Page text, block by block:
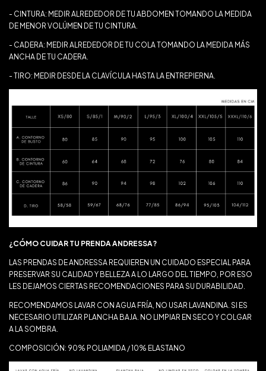
- CINTURA: MEDIR ALREDEDOR DE TU ABDOMEN TOMANDO LA MEDIDA
DE MENOR VOLÚMEN DE TU CINTURA.
- CADERA: MEDIR ALREDEDOR DE TU COLA TOMANDO LA MEDIDA MÁS
ANCHA DE TU CADERA.
- TIRO: MEDIR DESDE LA CLAVÍCULA HASTA LA ENTREPIERNA.
¿CÓMO CUIDAR TU PRENDA ANDRESSA?
LAS PRENDAS DE ANDRESSA REQUIEREN UN CUIDADO ESPECIAL PARA
PRESERVAR SU CALIDAD Y BELLEZA A LO LARGO DEL TIEMPO, POR ESO
LES DEJAMOS CIERTAS RECOMENDACIONES PARA SU DURABILIDAD.
RECOMENDAMOS LAVAR CON AGUA FRÍA, NO USAR LAVANDINA. SI ES
NECESARIO UTILIZAR PLANCHA BAJA. NO LIMPIAR EN SECO Y COLGAR
A LA SOMBRA.
COMPOSICIÓN: 90% POLIAMIDA / 10% ELASTANO